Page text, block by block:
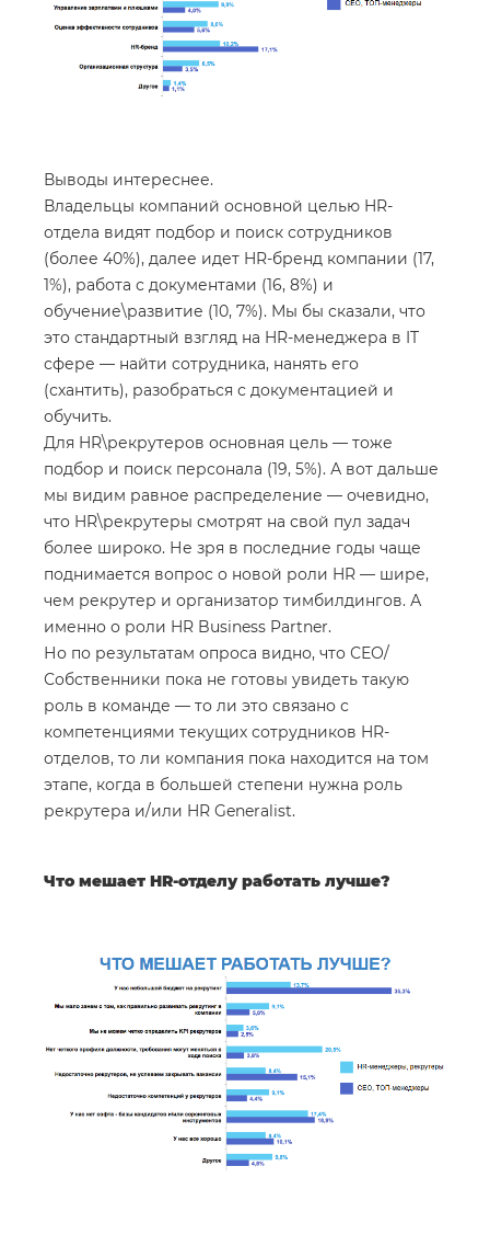
Выводы интереснее.
Владельцы компаний основной целью HR-
отдела видят подбор и поиск сотрудников
(более 40%), далее идет HR-бренд компании (17,
1%), работа с документами (16, 8%) и
обучение\развитие (10, 7%). Мы бы сказали, что
это стандартный взгляд на HR-менеджера в IT
сфере — найти сотрудника, нанять его
(схантить), разобраться с документацией и
обучить.
Для HR\рекрутеров основная цель — тоже
подбор и поиск персонала (19, 5%). А вот дальше
мы видим равное распределение — очевидно,
что HR\рекрутеры смотрят на свой пул задач
более широко. Не зря в последние годы чаще
поднимается вопрос о новой роли HR — шире,
чем рекрутер и организатор тимбилдингов. А
именно о роли HR Business Partner.
Но по результатам опроса видно, что СЕО/
Собственники пока не готовы увидеть такую
роль в команде — то ли это связано с
компетенциями текущих сотрудников HR-
отделов, то ли компания пока находится на том
этапе, когда в большей степени нужна роль
рекрутера и/или HR Generalist.
Что мешает HR-отделу работать лучше?